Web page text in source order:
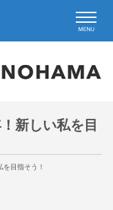
新しい私を目
目指そう！